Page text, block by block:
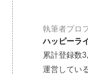
執筆者プロ
ハッピーラ
累計登録数
運営してい